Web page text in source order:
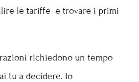
le tariffe e trovare i primi
richiedono un tempo
tu a decidere. Io